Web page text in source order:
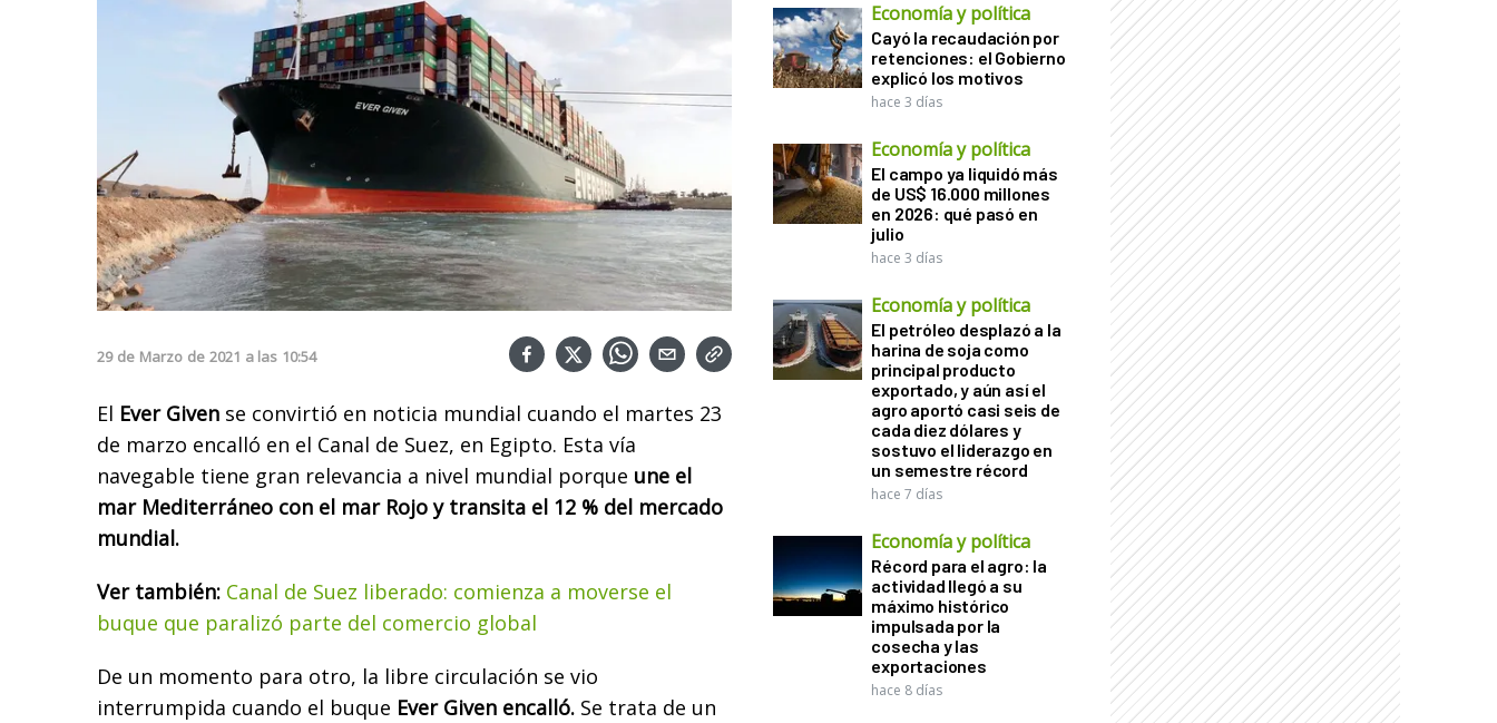
29 de Marzo de 2021 a las 10:54
El Ever Given se convirtió en noticia mundial cuando el martes 23
de marzo encalló en el Canal de Suez, en Egipto. Esta vía
navegable tiene gran relevancia a nivel mundial porque une el
mar Mediterráneo con el mar Rojo y transita el 12 % del mercado
mundial.
Ver también: Canal de Suez liberado: comienza a moverse el
buque que paralizó parte del comercio global
De un momento para otro, la libre circulación se vio
interrumpida cuando el buque Ever Given encalló. Se trata de un
Economía y política
Cayó la recaudación por
retenciones: el Gobierno
explicó los motivos
hace 3 días
Economía y política
El campo ya liquidó más
de US$ 16.000 millones
en 2026: qué pasó en
julio
hace 3 días
Economía y política
El petróleo desplazó a la
harina de soja como
principal producto
exportado, y aún así el
agro aportó casi seis de
cada diez dólares y
sostuvo el liderazgo en
un semestre récord
hace 7 días
Economía y política
Récord para el agro: la
actividad llegó a su
máximo histórico
impulsada por la
cosecha y las
exportaciones
hace 8 días